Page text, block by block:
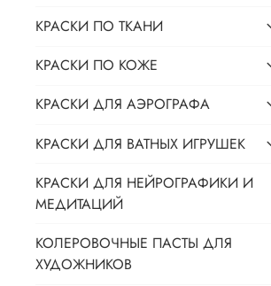
КРАСКИ ПО ТКАНИ
КРАСКИ ПО КОЖЕ
КРАСКИ ДЛЯ АЭРОГРАФА
КРАСКИ ДЛЯ ВАТНЫХ ИГРУШЕК
КРАСКИ ДЛЯ НЕЙРОГРАФИКИ И
МЕДИТАЦИЙ
КОЛЕРОВОЧНЫЕ ПАСТЫ ДЛЯ
ХУДОЖНИКОВ